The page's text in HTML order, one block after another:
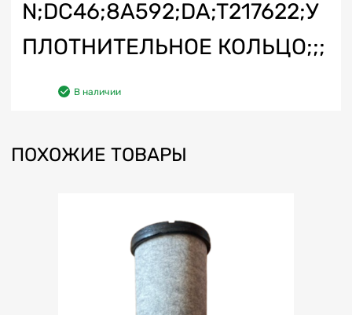
N;DC46;8A592;DA;T217622;У
ПЛОТНИТЕЛЬНОЕ КОЛЬЦО;;;
В наличии
ПОХОЖИЕ ТОВАРЫ